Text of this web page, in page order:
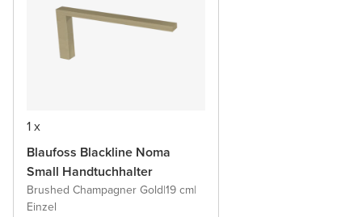
1 x
Blaufoss Blackline Noma
Small Handtuchhalter
Brushed Champagner Gold|19 cm|
Einzel